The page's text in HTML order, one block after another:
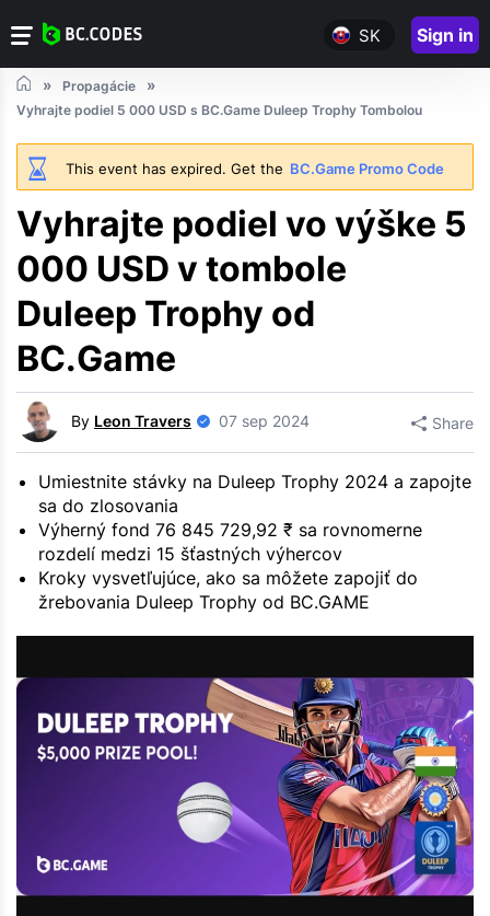
SK Sign in
Propagácie
Vyhrajte podiel 5 000 USD s BC.Game Duleep Trophy Tombolou
This event has expired. Get the BC.Game Promo Code
Vyhrajte podiel vo výške 5
000 USD v tombole
Duleep Trophy od
BC.Game
By Leon Travers 07 sep 2024 Share
Umiestnite stávky na Duleep Trophy 2024 a zapojte
sa do zlosovania
Výherný fond 76 845 729,92 ₹ sa rovnomerne
rozdelí medzi 15 šťastných výhercov
Kroky vysvetľujúce, ako sa môžete zapojiť do
žrebovania Duleep Trophy od BC.GAME